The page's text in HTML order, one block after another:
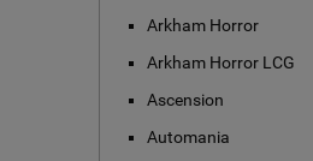
Arkham Horror
Arkham Horror LCG
Ascension
Automania